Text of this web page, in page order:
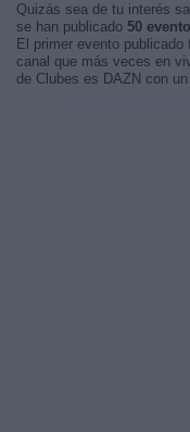
Quizás sea de tu interés
se han publicado 50
El primer evento
canal que más veces en
de Clubes es DAZN con